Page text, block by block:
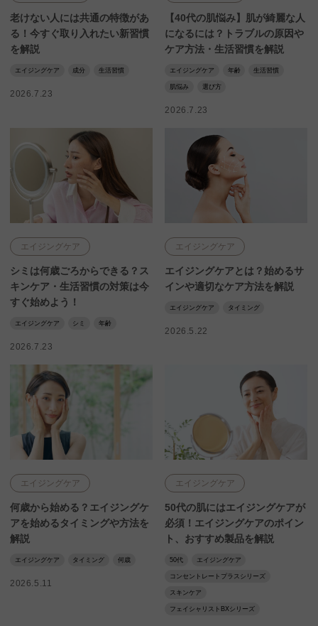
老けない人には共通の特徴があ
る！今すぐ取り入れたい新習慣
を解説
エイジングケア 成分 生活習慣
2026.7.23
【40代の肌悩み】肌が綺麗な人
になるには？トラブルの原因や
ケア方法・生活習慣を解説
エイジングケア 年齢 生活習慣
肌悩み 選び方
2026.7.23
エイジングケア
シミは何歳ごろからできる？ス
キンケア・生活習慣の対策は今
すぐ始めよう！
エイジングケア シミ 年齢
2026.7.23
エイジングケア
エイジングケアとは？始めるサ
インや適切なケア方法を解説
エイジングケア タイミング
2026.5.22
エイジングケア
何歳から始める？エイジングケ
アを始めるタイミングや方法を
解説
エイジングケア タイミング 何歳
2026.5.11
エイジングケア
50代の肌にはエイジングケアが
必須！エイジングケアのポイン
ト、おすすめ製品を解説
50代 エイジングケア
コンセントレートプラスシリーズ
スキンケア
フェイシャリストBXシリーズ